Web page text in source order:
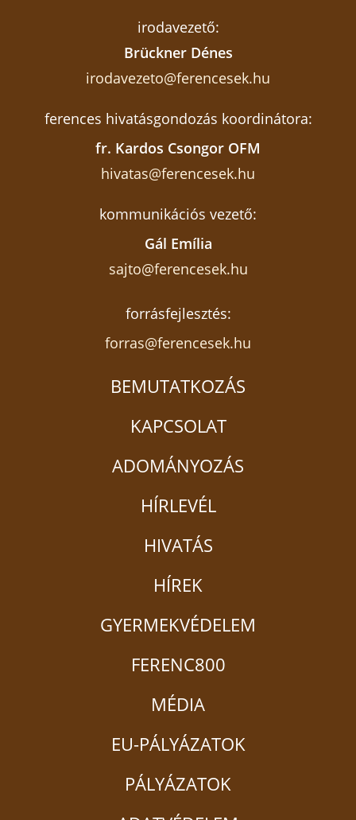
irodavezető:
Brückner Dénes
irodavezeto@ferencesek.hu
ferences hivatásgondozás koordinátora:
fr. Kardos Csongor OFM
hivatas@ferencesek.hu
kommunikációs vezető:
Gál Emília
sajto@ferencesek.hu
forrásfejlesztés:
forras@ferencesek.hu
BEMUTATKOZÁS
KAPCSOLAT
ADOMÁNYOZÁS
HÍRLEVÉL
HIVATÁS
HÍREK
GYERMEKVÉDELEM
FERENC800
MÉDIA
EU-PÁLYÁZATOK
PÁLYÁZATOK